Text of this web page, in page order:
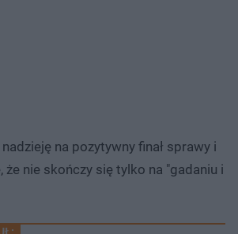
na pozytywny finał sprawy i
że nie skończy się tylko na "gadaniu i